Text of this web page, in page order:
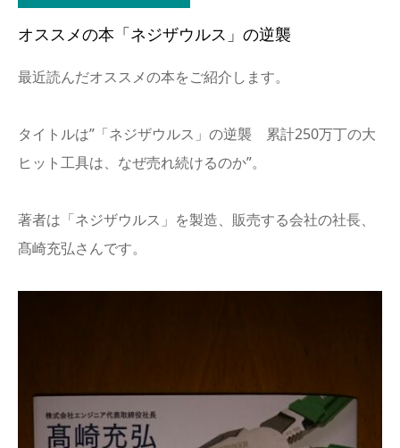
オススメの本「ネジザウルス」の逆襲
最近読んだオススメの本をご紹介します。
タイトルは”「ネジザウルス」の逆襲 累計250万丁の大
ヒット工具は、なぜ売れ続けるのか”。
著者は「ネジザウルス」を製造、販売する会社の社長、
髙崎充弘さんです。